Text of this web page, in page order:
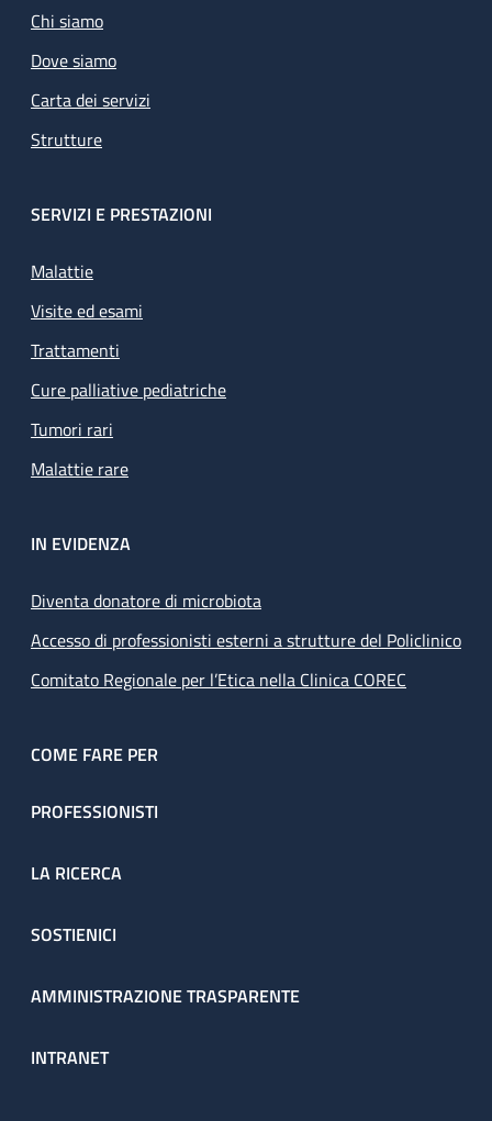
Chi siamo
Dove siamo
Carta dei servizi
Strutture
SERVIZI E PRESTAZIONI
Malattie
Visite ed esami
Trattamenti
Cure palliative pediatriche
Tumori rari
Malattie rare
IN EVIDENZA
Diventa donatore di microbiota
Accesso di professionisti esterni a strutture del Policlinico
Comitato Regionale per l’Etica nella Clinica COREC
COME FARE PER
PROFESSIONISTI
LA RICERCA
SOSTIENICI
AMMINISTRAZIONE TRASPARENTE
INTRANET